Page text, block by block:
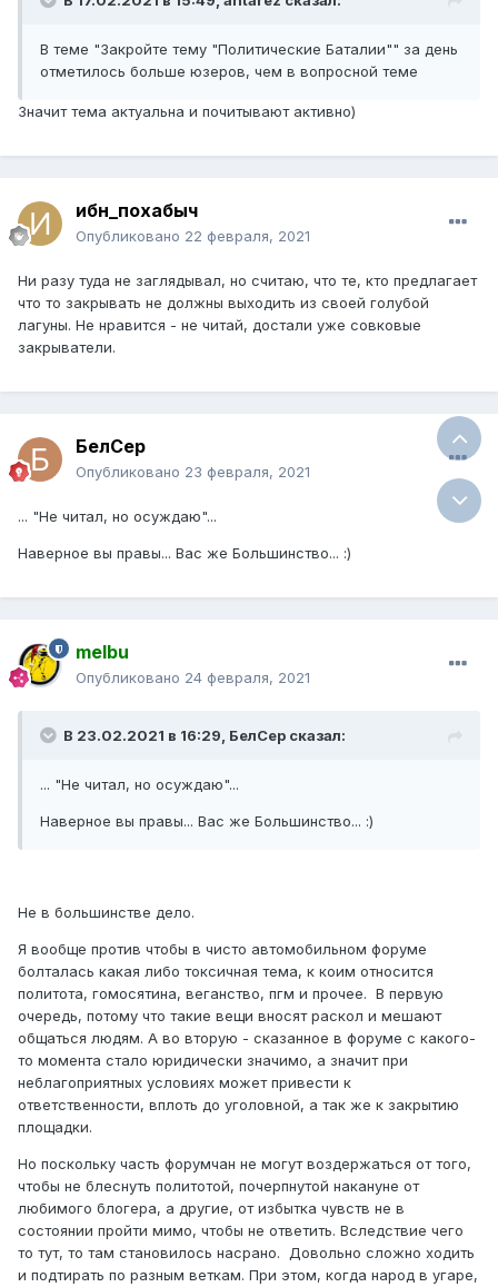
В теме "Закройте тему "Политические Баталии"" за день
отметилось больше юзеров, чем в вопросной теме
Значит тема актуальна и почитывают активно)
ибн_похабыч
Опубликовано 22 февраля, 2021
Ни разу туда не заглядывал, но считаю, что те, кто предлагает
что то закрывать не должны выходить из своей голубой
лагуны. Не нравится - не читай, достали уже совковые
закрыватели.
БелСер
Опубликовано 23 февраля, 2021
... "Не читал, но осуждаю"...
Наверное вы правы... Вас же Большинство... :)
melbu
Опубликовано 24 февраля, 2021
В 23.02.2021 в 16:29, БелСер сказал:
... "Не читал, но осуждаю"...
Наверное вы правы... Вас же Большинство... :)
Не в большинстве дело.
Я вообще против чтобы в чисто автомобильном форуме
болталась какая либо токсичная тема, к коим относится
политота, гомосятина, веганство, пгм и прочее. В первую
очередь, потому что такие вещи вносят раскол и мешают
общаться людям. А во вторую - сказанное в форуме с какого-
то момента стало юридически значимо, а значит при
неблагоприятных условиях может привести к
ответственности, вплоть до уголовной, а так же к закрытию
площадки.
Но поскольку часть форумчан не могут воздержаться от того,
чтобы не блеснуть политотой, почерпнутой накануне от
любимого блогера, а другие, от избытка чувств не в
состоянии пройти мимо, чтобы не ответить. Вследствие чего
то тут, то там становилось насрано. Довольно сложно ходить
и подтирать по разным веткам. При этом, когда народ в угаре,